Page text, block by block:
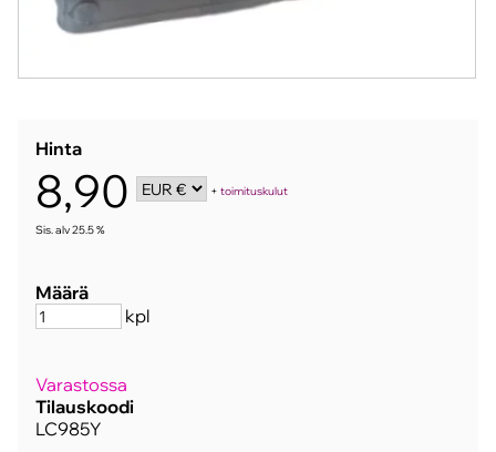
Hinta
8,90 +toimituskulut
Sis. alv 25.5 %
Määrä
kpl
Varastossa
Tilauskoodi
LC985Y